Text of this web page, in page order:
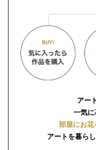
アー
一気に
部屋にお花
アートを暮ら